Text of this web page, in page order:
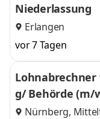
Niederlassung
Erlangen
vor 7 Tagen
g/ Behörde (m/
Nürnberg,